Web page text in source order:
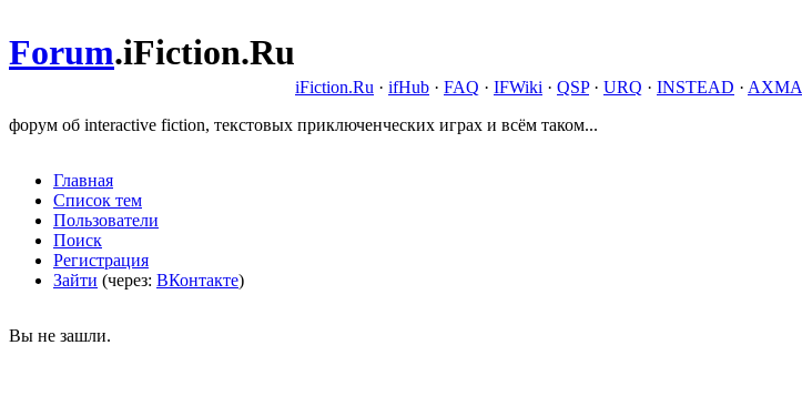
Forum.iFiction.Ru
iFiction.Ru · ifHub · FAQ · IFWiki · QSP· URQ · INSTEAD · AXMA
форум об interactive fiction, текстовых приключенческих играх и всём таком...
Главная
Список тем
Пользователи
Поиск
Регистрация
Зайти (через: ВКонтакте)
Вы не зашли.